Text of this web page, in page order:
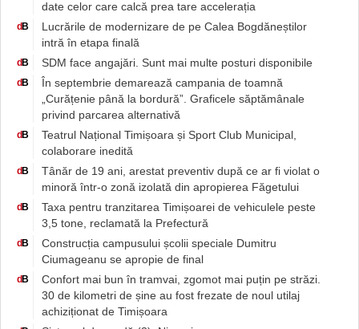
date celor care calcă prea tare accelerația
d B
Lucrările de modernizare de pe Calea Bogdăneștilor
intră în etapa finală
d B SDM face angajări. Sunt mai multe posturi disponibile
d B
În septembrie demarează campania de toamnă
„Curățenie până la bordură”. Graficele săptămânale
privind parcarea alternativă
d B
Teatrul Național Timișoara și Sport Club Municipal,
colaborare inedită
d B
Tânăr de 19 ani, arestat preventiv după ce ar fi violat o
minoră într-o zonă izolată din apropierea Făgetului
d B
Taxa pentru tranzitarea Timișoarei de vehiculele peste
3,5 tone, reclamată la Prefectură
d B
Construcția campusului școlii speciale Dumitru
Ciumageanu se apropie de final
d B
Confort mai bun în tramvai, zgomot mai puțin pe străzi.
30 de kilometri de șine au fost frezate de noul utilaj
achiziționat de Timișoara